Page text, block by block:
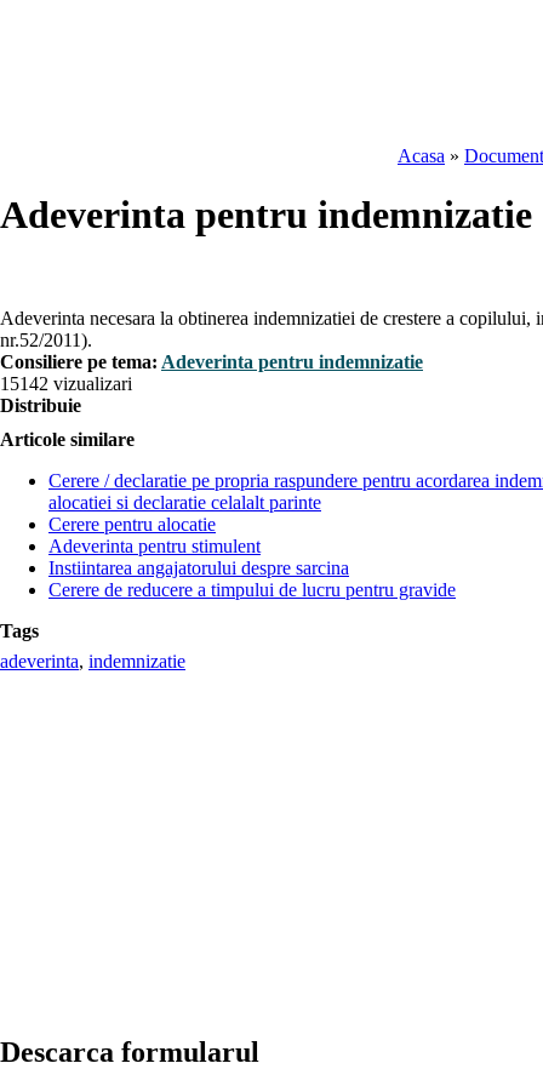
Acasa »
Adeverinta pentru indemnizatie
Adeverinta necesara la obtinerea indemnizatiei de crestere a
nr.52/2011).
Consiliere pe tema: Adeverinta pentru indemnizatie
15142 vizualizari
Distribuie
Articole similare
Cerere / declaratie pe propria raspundere pentru acordarea
alocatiei si declaratie celalalt parinte
Cerere pentru alocatie
Adeverinta pentru stimulent
Instiintarea angajatorului despre sarcina
Cerere de reducere a timpului de lucru pentru gravide
Tags
adeverinta, indemnizatie
Descarca formularul